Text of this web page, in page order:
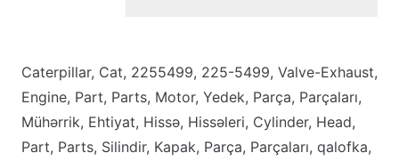
Caterpillar, Cat, 2255499, 225-5499, Valve-Exhaust,
Engine, Part, Parts, Motor, Yedek, Parça, Parçaları,
Mühərrik, Ehtiyat, Hissə, Hissəleri, Cylinder, Head,
Part, Parts, Silindir, Kapak, Parça, Parçaları, qalofka,